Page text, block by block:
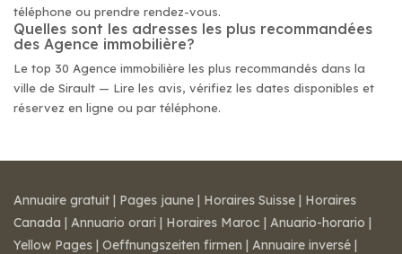
téléphone ou prendre rendez-vous.
Quelles sont les adresses les plus recommandées
des Agence immobilière?
Le top 30 Agence immobilière les plus recommandés dans la
ville de Sirault — Lire les avis, vérifiez les dates disponibles et
réservez en ligne ou par téléphone.
Annuaire gratuit | Pages jaune | Horaires Suisse | Horaires
Canada | Annuario orari | Horaires Maroc | Anuario-horario |
Yellow Pages | Oeffnungszeiten firmen | Annuaire inversé |